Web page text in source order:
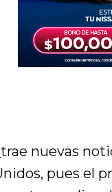
trae nuevas
pues el